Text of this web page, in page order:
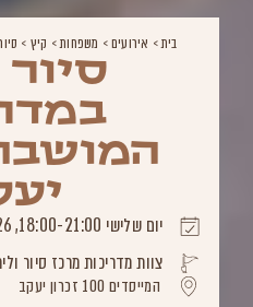
בית> אירועים> משפחות> קיץ >
יום שלישי 18:00-21:00, 14.7.26, כט' תמוז תשפ"ו
צוות מדריכות מרכז סיור
המייסדים 100 זכרון יעקב